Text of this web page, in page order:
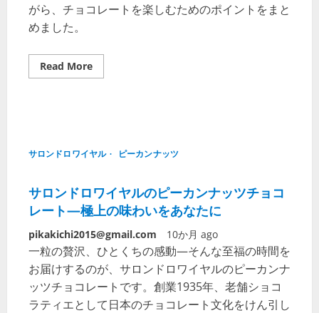
がら、チョコレートを楽しむためのポイントをまと
めました。
Read More
サロンドロワイヤル ピーカンナッツ
サロンドロワイヤルのピーカンナッツチョコ
レート—極上の味わいをあなたに
pikakichi2015@gmail.com 10か月 ago
一粒の贅沢、ひとくちの感動—そんな至福の時間を
お届けするのが、サロンドロワイヤルのピーカンナ
ッツチョコレートです。創業1935年、老舗ショコ
ラティエとして日本のチョコレート文化をけん引し